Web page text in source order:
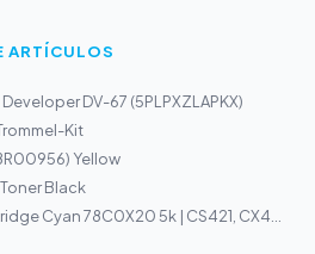
ARTÍCULOS
DV-67 (5PLPXZLAPKX)
Kit
Yellow
Black
Lexmark Cartridge Cyan 78C0X20 5k | CS421, CX421, CX522